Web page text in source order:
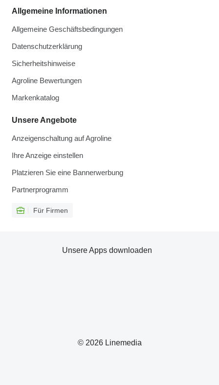
Allgemeine Informationen
Allgemeine Geschäftsbedingungen
Datenschutzerklärung
Sicherheitshinweise
Agroline Bewertungen
Markenkatalog
Unsere Angebote
Anzeigenschaltung auf Agroline
Ihre Anzeige einstellen
Platzieren Sie eine Bannerwerbung
Partnerprogramm
Für Firmen
© 2026 Linemedia
Unsere Apps downloaden